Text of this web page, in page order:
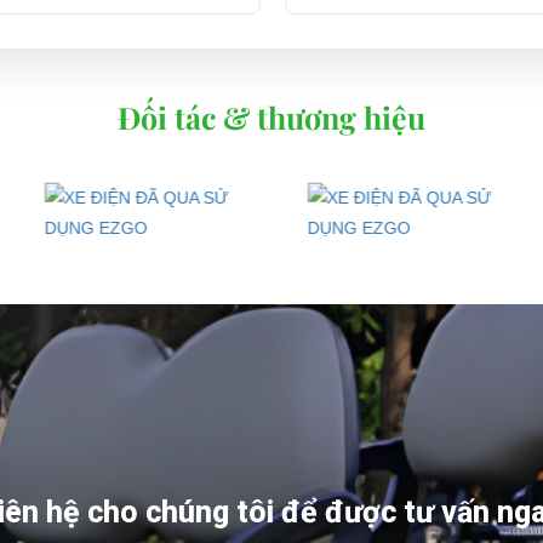
Đối tác & thương hiệu
hệ cho chúng tôi để được tư vấn